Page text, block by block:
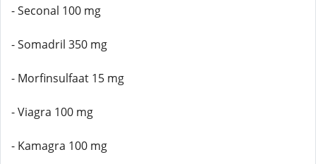
- Seconal 100 mg
- Somadril 350 mg
- Morfinsulfaat 15 mg
- Viagra 100 mg
- Kamagra 100 mg